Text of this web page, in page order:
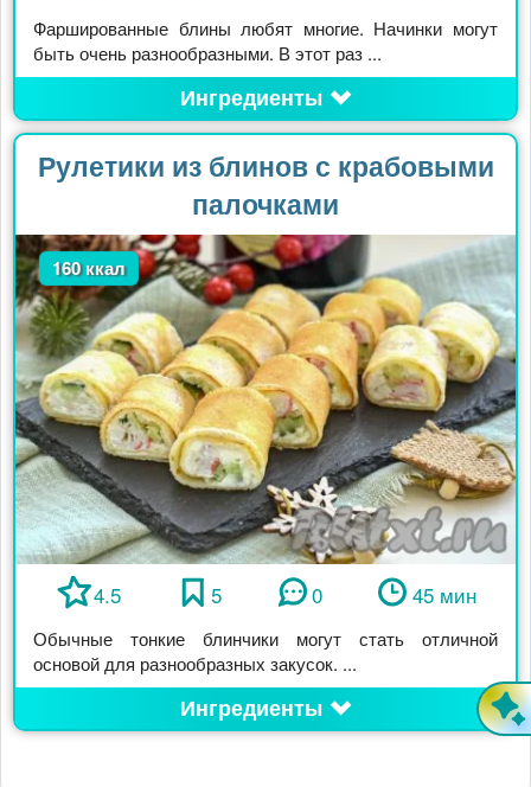
Фаршированные блины любят многие. Начинки могут
быть очень разнообразными. В этот раз ...
Ингредиенты
Рулетики из блинов с крабовыми
палочками
160 ккал
4.5 5 0 45 мин
Обычные тонкие блинчики могут стать отличной
основой для разнообразных закусок. ...
Ингредиенты